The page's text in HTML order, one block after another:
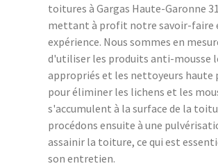
toitures à Gargas Haute-Garonne
mettant à profit notre savoir-faire
expérience. Nous sommes en
d'utiliser les produits anti-mousse
appropriés et les nettoyeurs haute
pour éliminer les lichens et les
s'accumulent à la surface de la
procédons ensuite à une
assainir la toiture, ce qui est
son entretien.